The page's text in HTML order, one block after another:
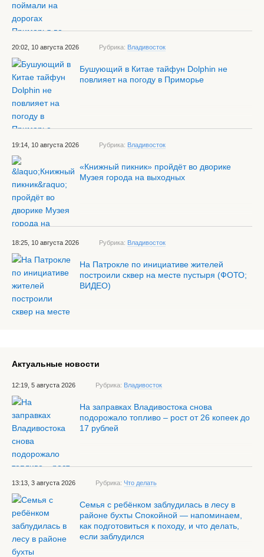
20:02, 10 августа 2026 Рубрика: Владивосток
Бушующий в Китае тайфун Dolphin не
повлияет на погоду в Приморье
19:14, 10 августа 2026 Рубрика: Владивосток
«Книжный пикник» пройдёт во дворике
Музея города на выходных
18:25, 10 августа 2026 Рубрика: Владивосток
На Патрокле по инициативе жителей
построили сквер на месте пустыря (ФОТО;
ВИДЕО)
Актуальные новости
12:19, 5 августа 2026 Рубрика: Владивосток
На заправках Владивостока снова
подорожало топливо – рост от 26 копеек до
17 рублей
13:13, 3 августа 2026 Рубрика: Что делать
Семья с ребёнком заблудилась в лесу в
районе бухты Спокойной — напоминаем,
как подготовиться к походу, и что делать,
если заблудился